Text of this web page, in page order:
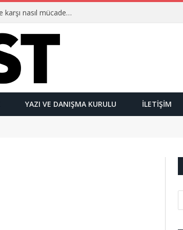
Ulusalcılar kimlerdir ve “Yetmez ama evet”çilere karşı nasıl mücadele ederler?
YAZI VE DANIŞMA KURULU İLETIŞIM